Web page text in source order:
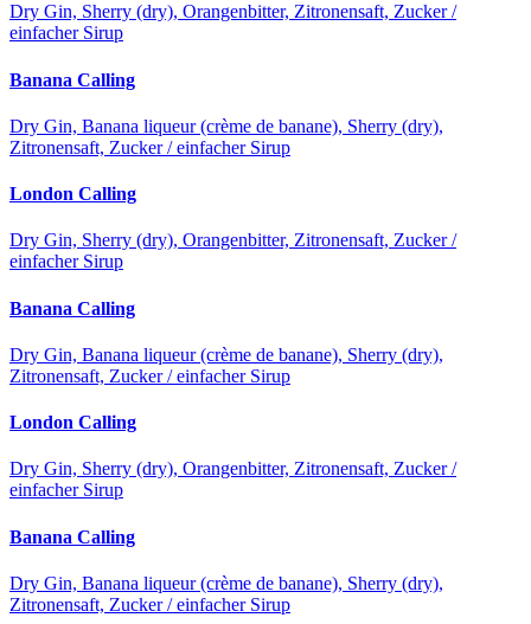
Dry Gin, Sherry (dry), Orangenbitter, Zitronensaft, Zucker /
einfacher Sirup
Banana Calling
Dry Gin, Banana liqueur (crème de banane), Sherry (dry),
Zitronensaft, Zucker / einfacher Sirup
London Calling
Dry Gin, Sherry (dry), Orangenbitter, Zitronensaft, Zucker /
einfacher Sirup
Banana Calling
Dry Gin, Banana liqueur (crème de banane), Sherry (dry),
Zitronensaft, Zucker / einfacher Sirup
London Calling
Dry Gin, Sherry (dry), Orangenbitter, Zitronensaft, Zucker /
einfacher Sirup
Banana Calling
Dry Gin, Banana liqueur (crème de banane), Sherry (dry),
Zitronensaft, Zucker / einfacher Sirup